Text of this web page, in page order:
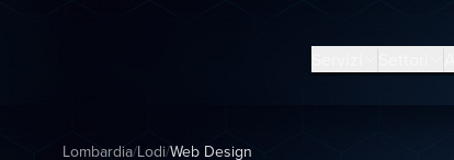
Lombardia/Lodi/Web Design